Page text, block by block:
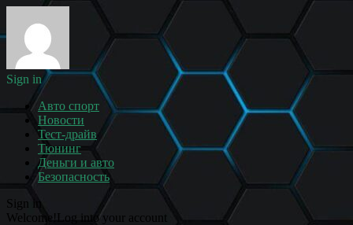
Sign in
Авто спорт
Новости
Тест-драйв
Тюнинг
Деньги и авто
Безопасность
Sign in
Welcome! Log into your account